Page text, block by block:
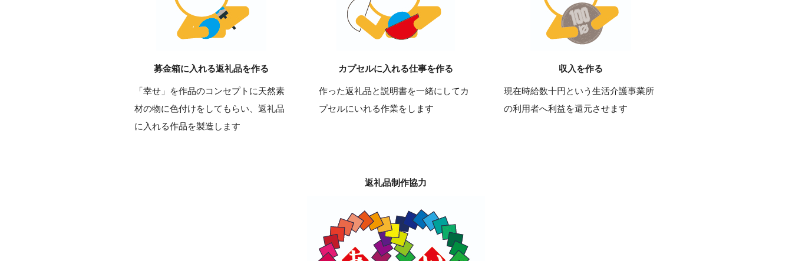
募金箱に入れる返礼品を作る
「幸せ」を作品のコンセプトに天然素
材の物に色付けをしてもらい、返礼品
に入れる作品を製造します
カプセルに入れる仕事を作る
作った返礼品と説明書を一緒にしてカ
プセルにいれる作業をします
収入を作る
現在時給数十円という生活介護事業所
の利用者へ利益を還元させます
返礼品制作協力